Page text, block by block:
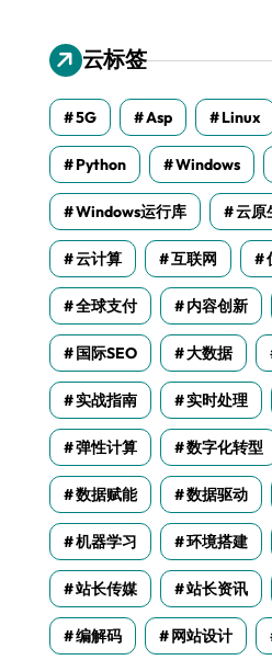
云标签
5G Asp Linux
Python Windows
Windows运行库 云原
云计算 互联网
全球支付 内容创新
国际SEO 大数据
实战指南 实时处理
弹性计算 数字化转型
数据赋能 数据驱动
机器学习 环境搭建
站长传媒 站长资讯
编解码 网站设计